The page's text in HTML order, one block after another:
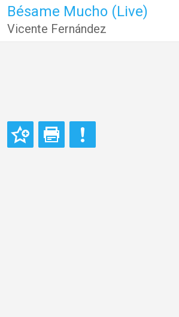
Bésame Mucho (Live)
Vicente Fernández